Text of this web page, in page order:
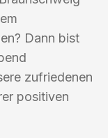
Dann bist
zufriedenen
positiven